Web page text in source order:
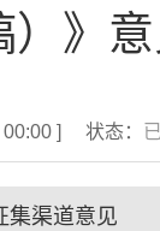
）》
] 状态：
集渠道意见